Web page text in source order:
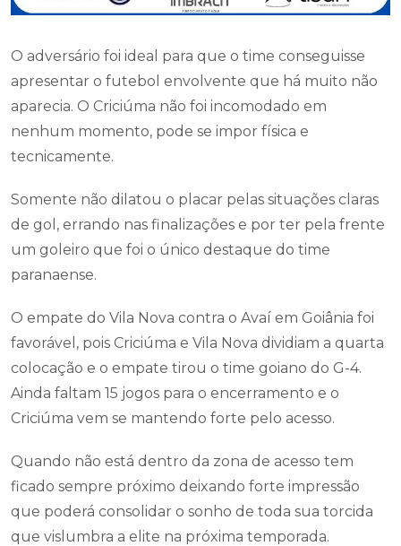
O adversário foi ideal para que o time conseguisse
apresentar o futebol envolvente que há muito não
aparecia. O Criciúma não foi incomodado em
nenhum momento, pode se impor física e
tecnicamente.
Somente não dilatou o placar pelas situações claras
de gol, errando nas finalizações e por ter pela frente
um goleiro que foi o único destaque do time
paranaense.
O empate do Vila Nova contra o Avaí em Goiânia foi
favorável, pois Criciúma e Vila Nova dividiam a quarta
colocação e o empate tirou o time goiano do G-4.
Ainda faltam 15 jogos para o encerramento e o
Criciúma vem se mantendo forte pelo acesso.
Quando não está dentro da zona de acesso tem
ficado sempre próximo deixando forte impressão
que poderá consolidar o sonho de toda sua torcida
que vislumbra a elite na próxima temporada.